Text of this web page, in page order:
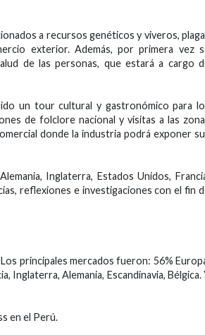
a recursos genéticos y viveros,
exterior. Además, por primera vez
de las personas, que estará a cargo
un tour cultural y gastronómico para
de folclore nacional y visitas a las
donde la industria podrá exponer
Inglaterra, Estados Unidos,
reflexiones e investigaciones con el fin
principales mercados fueron: 56%
Inglaterra, Alemania, Escandinavia, Bélgica.
en el Perú.